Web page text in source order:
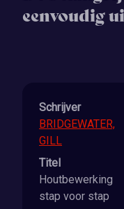
eenvoudig
Schrijver
BRIDGEWATER,
GILL
Titel
Houtbewerking
stap voor stap